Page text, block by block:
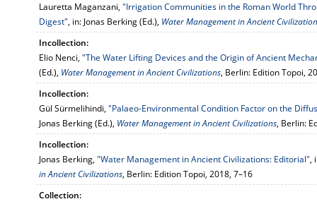
Lauretta Maganzani, "Irrigation Communities in the Roman World
Digest", in: Jonas Berking (Ed.), Water Management in Ancient
Incollection:
Elio Nenci, "The Water Lifting Devices and the Origin of Ancient
(Ed.), Water Management in Ancient Civilizations, Berlin: Edition Topoi,
Incollection:
Gül Sürmelihindi, "Palaeo-Environmental Condition Factor on the
Jonas Berking (Ed.), Water Management in Ancient Civilizations, Berlin:
Incollection:
Jonas Berking, "Water Management in Ancient Civilizations: Editorial",
in Ancient Civilizations, Berlin: Edition Topoi, 2018, 7–16
Collection: